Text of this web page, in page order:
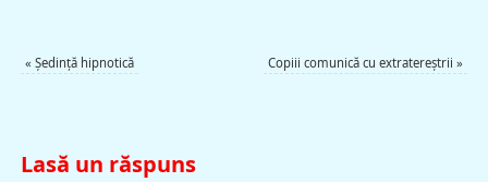
« Şedinţă hipnotică Copiii comunică cu extratereştrii»
Lasă un răspuns